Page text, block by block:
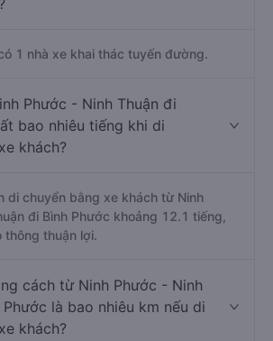
1 nhà xe khai thác tuyến đường.
Phước - Ninh Thuận đi
bao nhiêu tiếng khi di
khách?
di chuyển bằng xe khách từ Ninh
đi Bình Phước khoảng 12.1 tiếng,
thông thuận lợi.
cách từ Ninh Phước - Ninh
là bao nhiêu km nếu di
khách?